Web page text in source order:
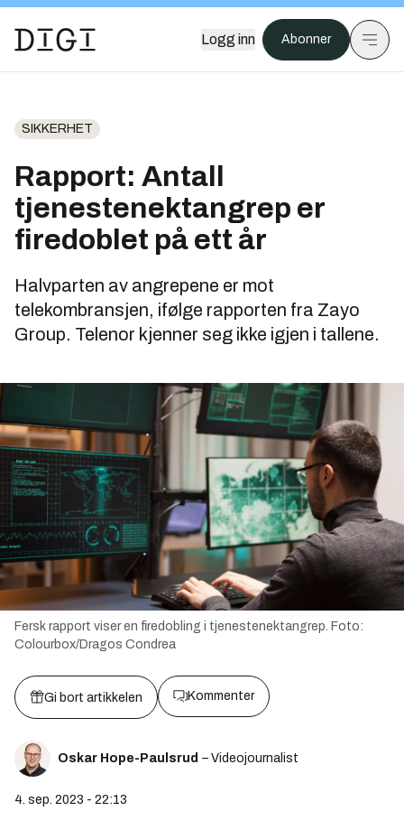
Logg inn Abonner
SIKKERHET
Rapport: Antall
tjenestenektangrep er
firedoblet på ett år
Halvparten av angrepene er mot
telekombransjen, ifølge rapporten fra Zayo
Group. Telenor kjenner seg ikke igjen i tallene.
Fersk rapport viser en firedobling i tjenestenektangrep. Foto:
Colourbox/Dragos Condrea
Gi bort artikkelen Kommenter
Oskar Hope-Paulsrud – Videojournalist
4. sep. 2023 - 22:13